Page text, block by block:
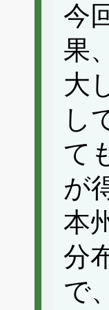
今
果
大
し
て
が
本
分
で